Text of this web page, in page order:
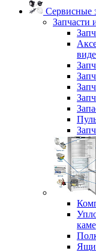
Сервисные
Запчасти